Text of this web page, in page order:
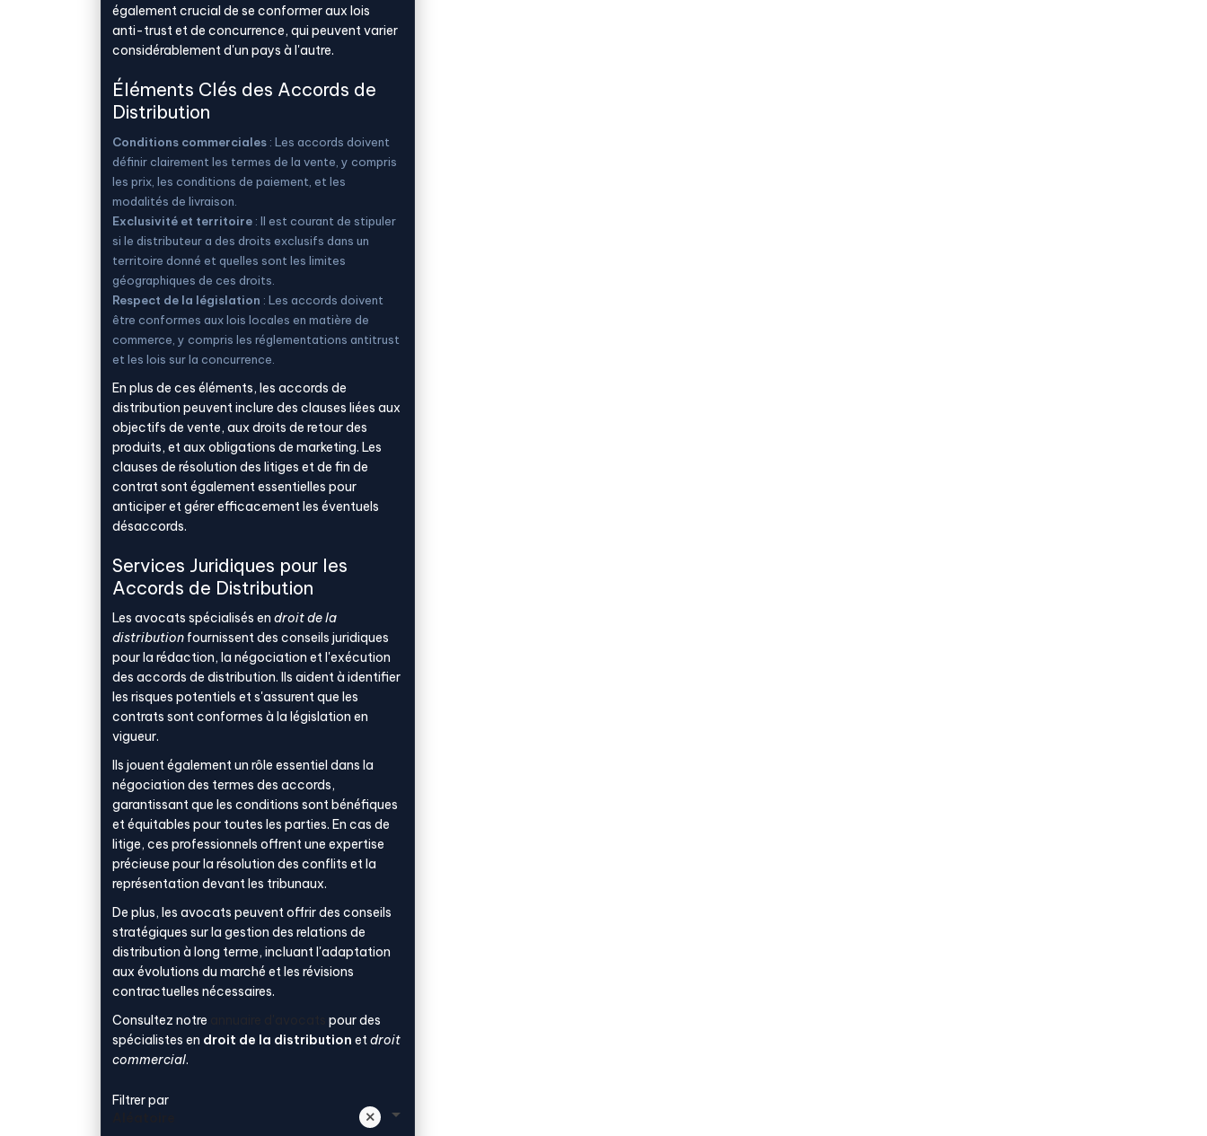
également crucial de se conformer aux lois
anti-trust et de concurrence, qui peuvent varier
considérablement d'un pays à l'autre.
Éléments Clés des Accords de
Distribution
Conditions commerciales : Les accords doivent
définir clairement les termes de la vente, y compris
les prix, les conditions de paiement, et les
modalités de livraison.
Exclusivité et territoire : Il est courant de stipuler
si le distributeur a des droits exclusifs dans un
territoire donné et quelles sont les limites
géographiques de ces droits.
Respect de la législation : Les accords doivent
être conformes aux lois locales en matière de
commerce, y compris les réglementations antitrust
et les lois sur la concurrence.
En plus de ces éléments, les accords de
distribution peuvent inclure des clauses liées aux
objectifs de vente, aux droits de retour des
produits, et aux obligations de marketing. Les
clauses de résolution des litiges et de fin de
contrat sont également essentielles pour
anticiper et gérer efficacement les éventuels
désaccords.
Services Juridiques pour les
Accords de Distribution
Les avocats spécialisés en droit de la
distribution fournissent des conseils juridiques
pour la rédaction, la négociation et l'exécution
des accords de distribution. Ils aident à identifier
les risques potentiels et s'assurent que les
contrats sont conformes à la législation en
vigueur.
Ils jouent également un rôle essentiel dans la
négociation des termes des accords,
garantissant que les conditions sont bénéfiques
et équitables pour toutes les parties. En cas de
litige, ces professionnels offrent une expertise
précieuse pour la résolution des conflits et la
représentation devant les tribunaux.
De plus, les avocats peuvent offrir des conseils
stratégiques sur la gestion des relations de
distribution à long terme, incluant l'adaptation
aux évolutions du marché et les révisions
contractuelles nécessaires.
Consultez notre
pour des
spécialistes en droit de la distribution etdroit
commercial.
Filtrer par